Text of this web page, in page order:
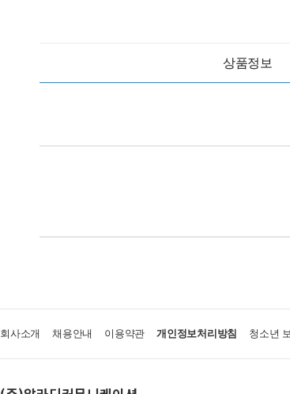
상품정보
회사소개 채용안내 이용약관 개인정보처리방침 청소년